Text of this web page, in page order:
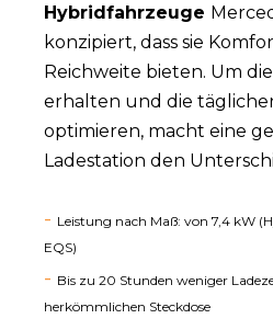
Hybridfahrzeuge
konzipiert, dass sie
Reichweite bieten. Um
erhalten und die
optimieren, macht eine
Ladestation den
Leistung nach Maß: von 7,4 kW
EQS)
Bis zu 20 Stunden weniger
herkömmlichen Steckdose